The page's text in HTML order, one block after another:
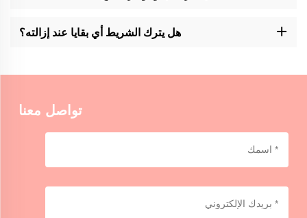
تجنب التعرض للرطوبة أو الغمر لفترة طويلة في الماء.
هل يترك الشريط أي بقايا عند إزالته؟
تواصل معنا